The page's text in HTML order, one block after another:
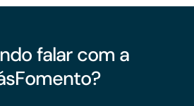
falar com a